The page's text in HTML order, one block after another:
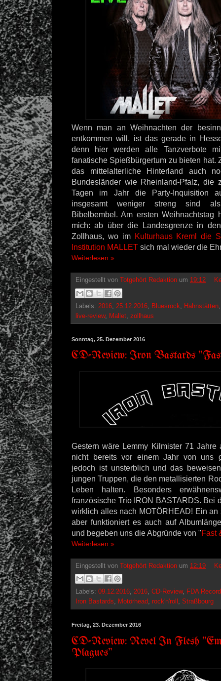
Wenn man an Weihnachten der
entkommen will, ist das gerade in
denn hier werden alle Tanzverbote
fanatische Spießbürgertum zu bieten hat.
das mittelalterliche Hinterland auch
Bundesländer wie Rheinland-Pfalz, die
Tagen im Jahr die Party-Inquisition
insgesamt weniger streng sind
Bibelbembel. Am ersten Weihnachtstag
mich: ab über die Landesgrenze in
Zollhaus, wo im Kulturhaus Kreml die
Institution MALLET sich mal wieder die
Weiterlesen »
Eingestellt von Totgehört Redaktion um 19:12
Labels: 2016 25.12.2016 Bluesrock Hahnstätten
live-review, Mallet zollhaus
Sonntag, 25. Dezember 2016
CD-Review: Iron Bastards
Gestern wäre Lemmy Kilmister 71 Jahre
nicht bereits vor einem Jahr von uns
jedoch ist unsterblich und das
jungen Truppen, die den metallisierten
Leben halten. Besonders
französische Trio IRON BASTARDS. Bei
wirklich alles nach MOTÖRHEAD! Ein an
aber funktioniert es auch auf
und begeben uns die Abgründe von "Fast
Weiterlesen »
Eingestellt von Totgehört Redaktion um 12:19
Labels: 09.12.2016, 2016, CD-Review, FDA
Iron Bastards, Motörhead, rock'n'roll , Straßbourg
Freitag, 23. Dezember 2016
CD-Review: Revel In Flesh
Plagues"